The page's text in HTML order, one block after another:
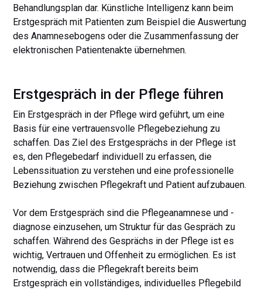
Behandlungsplan dar. Künstliche Intelligenz kann beim
Erstgespräch mit Patienten zum Beispiel die Auswertung
des Anamnesebogens oder die Zusammenfassung der
elektronischen Patientenakte übernehmen.
Erstgespräch in der Pflege führen
Ein Erstgespräch in der Pflege wird geführt, um eine
Basis für eine vertrauensvolle Pflegebeziehung zu
schaffen. Das Ziel des Erstgesprächs in der Pflege ist
es, den Pflegebedarf individuell zu erfassen, die
Lebenssituation zu verstehen und eine professionelle
Beziehung zwischen Pflegekraft und Patient aufzubauen.
Vor dem Erstgespräch sind die Pflegeanamnese und -
diagnose einzusehen, um Struktur für das Gespräch zu
schaffen. Während des Gesprächs in der Pflege ist es
wichtig, Vertrauen und Offenheit zu ermöglichen. Es ist
notwendig, dass die Pflegekraft bereits beim
Erstgespräch ein vollständiges, individuelles Pflegebild